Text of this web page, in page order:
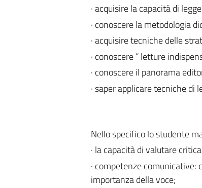
· acquisire la capacità di
· conoscere la metodologia
· acquisire tecniche delle
· conoscere “ letture
· conoscere il panorama
· saper applicare tecniche di
Nello specifico lo studente
· la capacità di valutare
· competenze comunicative:
importanza della voce;